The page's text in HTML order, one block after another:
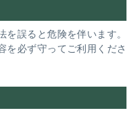
誤ると危険を伴います。
を必ず守ってご利用くださ